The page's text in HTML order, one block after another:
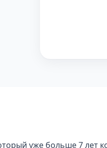
уже больше 7 лет